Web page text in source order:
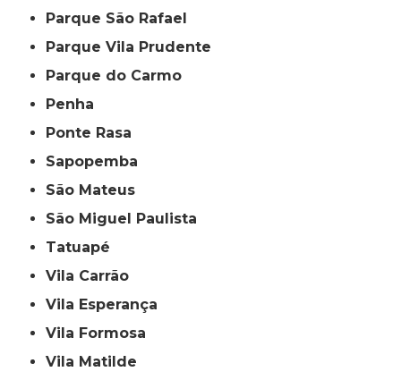
Parque São Rafael
Parque Vila Prudente
Parque do Carmo
Penha
Ponte Rasa
Sapopemba
São Mateus
São Miguel Paulista
Tatuapé
Vila Carrão
Vila Esperança
Vila Formosa
Vila Matilde